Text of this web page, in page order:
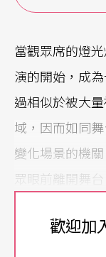
當觀眾席的燈
演的開始，成
過相似於被大
域，因而如同
變化場景的機
眾眼前離開舞
已經被預示了
歡迎加